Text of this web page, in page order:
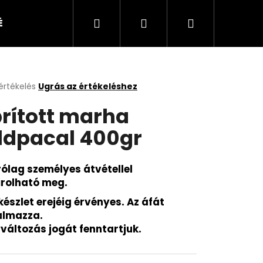
CICA KISÁLLAT
KeresésBejelentkezés
Kosár
Ugrás az értékeléshez
marha
400gr
személyes átvétellel
meg.
erejéig érvényes. Az áfát
jogát fenntartjuk.